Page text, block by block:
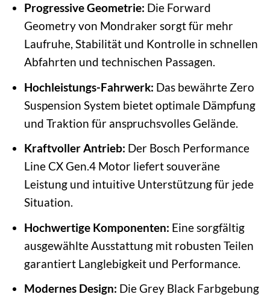
Progressive Geometrie: Die Forward
Geometry von Mondraker sorgt für mehr
Laufruhe, Stabilität und Kontrolle in schnellen
Abfahrten und technischen Passagen.
Hochleistungs-Fahrwerk: Das bewährte Zero
Suspension System bietet optimale Dämpfung
und Traktion für anspruchsvolles Gelände.
Kraftvoller Antrieb: Der Bosch Performance
Line CX Gen.4 Motor liefert souveräne
Leistung und intuitive Unterstützung für jede
Situation.
Hochwertige Komponenten: Eine sorgfältig
ausgewählte Ausstattung mit robusten Teilen
garantiert Langlebigkeit und Performance.
Modernes Design: Die Grey Black Farbgebung